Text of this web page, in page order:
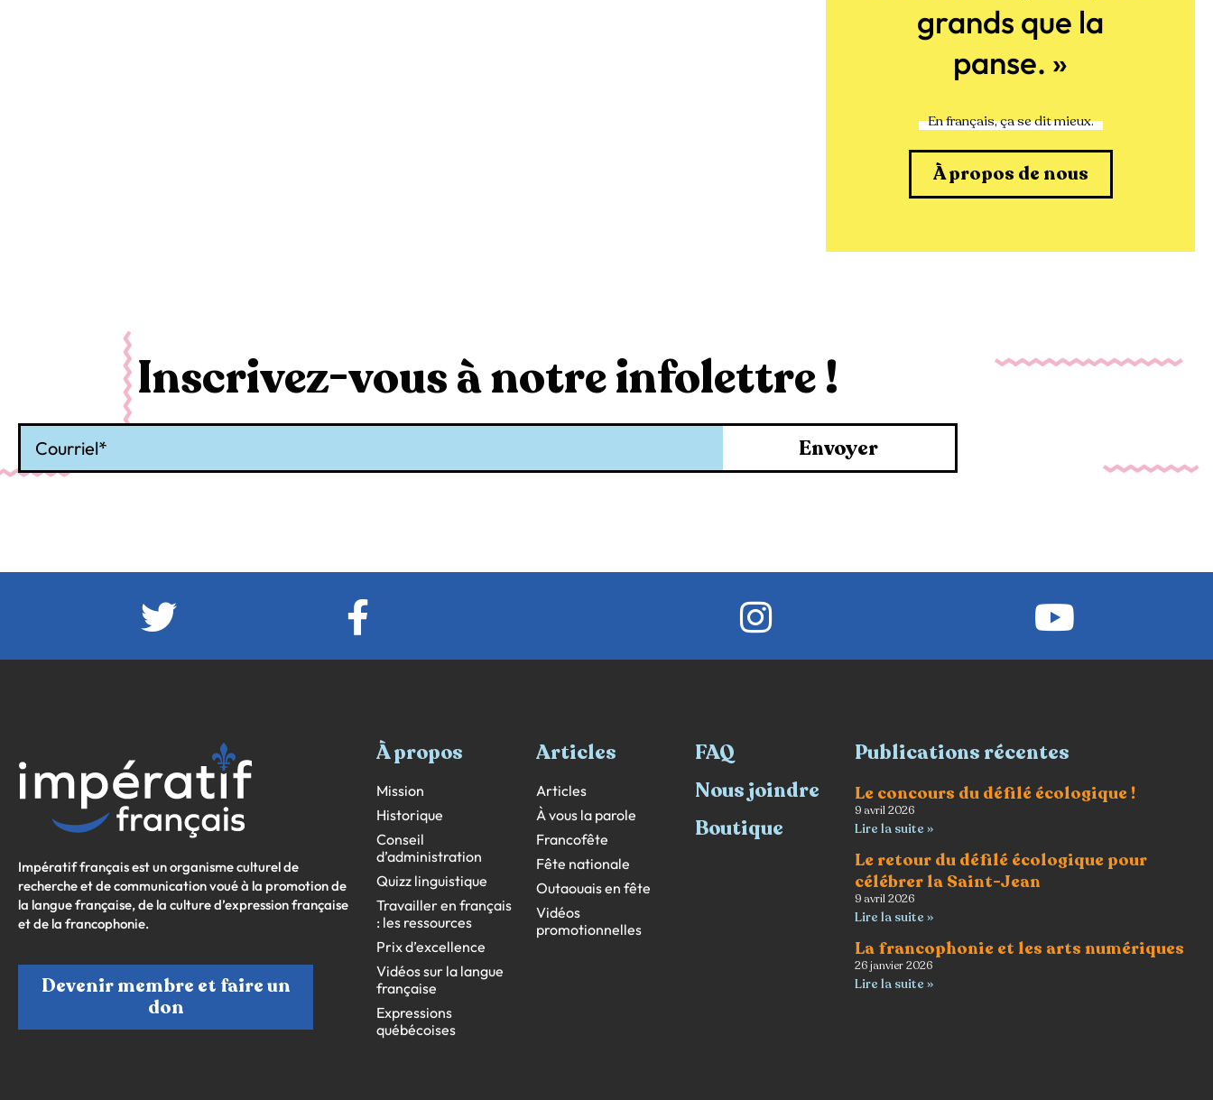
grands que la
panse. »
En français, ça se dit mieux.
À propos de nous
Inscrivez-vous à notre infolettre !
Envoyer
Impératif français est un organisme culturel de
recherche et de communication voué à la promotion de
la langue française, de la culture d’expression française
et de la francophonie.
Devenir membre et faire un
don
À propos
Mission
Historique
Conseil
d’administration
Quizz linguistique
Travailler en français
: les ressources
Prix d’excellence
Vidéos sur la langue
française
Expressions
québécoises
Articles
Articles
À vous la parole
Francofête
Fête nationale
Outaouais en fête
Vidéos
promotionnelles
FAQ
Nous joindre
Boutique
Publications récentes
Le concours du défilé écologique !
9 avril 2026
Lire la suite »
Le retour du défilé écologique pour
célébrer la Saint-Jean
9 avril 2026
Lire la suite »
La francophonie et les arts numériques
26 janvier 2026
Lire la suite »